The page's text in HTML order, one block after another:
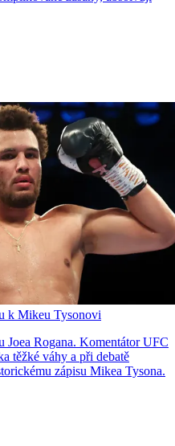
k Mikeu Tysonovi
Joea Rogana. Komentátor UFC
těžké váhy a při debatě
zápisu Mikea Tysona.